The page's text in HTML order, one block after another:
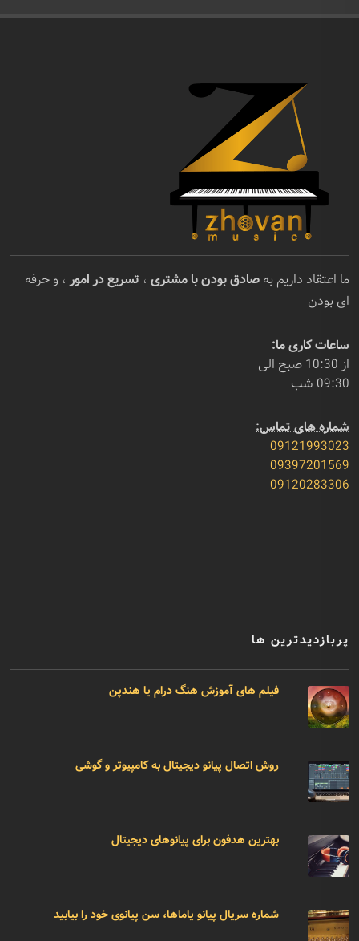
ما اعتقاد داریم به صادق بودن با مشتری ، تسریع در امور ، و حرفه
ای بودن
ساعات کاری ما:
از 10:30 صبح الی
09:30 شب
شماره های تماس:
09121993023
09397201569
09120283306
پربازدیدترین ها
فیلم های آموزش هنگ درام یا هندپن
روش اتصال پیانو دیجیتال به کامپیوتر و گوشی
بهترین هدفون برای پیانوهای دیجیتال
شماره سریال پیانو یاماها، سن پیانوی خود را بیابید